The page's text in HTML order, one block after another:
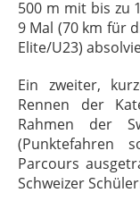
500 m mit bis zu
9 Mal (70 km für
Elite/U23)
Ein zweiter,
Rennen der
Rahmen der
(Punktefahren
Parcours
Schweizer